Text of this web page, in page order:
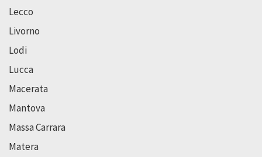
Lecco
Livorno
Lodi
Lucca
Macerata
Mantova
Massa Carrara
Matera